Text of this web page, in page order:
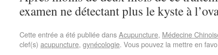
examen ne détectant plus le kyste à
Cette entrée a été publiée dansAcupuncture, Médecine
clef(s) acupuncture, gynécologie. Vous pouvez la mettre en